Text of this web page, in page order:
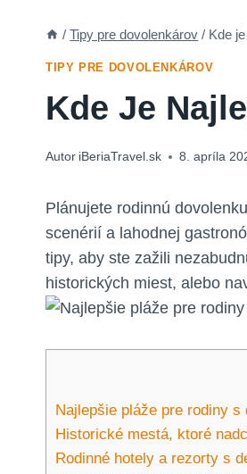
/ Tipy pre dovolenkárov / Kde
TIPY PRE DOVOLENKÁROV
Kde Je
Autor iBeriaTravel.sk 8. apríla
Plánujete rodinnú
scenérií a lahodnej
tipy, aby ste zažili
historických miest, alebo
Najlepšie pláže pre rodiny s
Historické mestá, ktoré
Rodinné hotely a rezorty s